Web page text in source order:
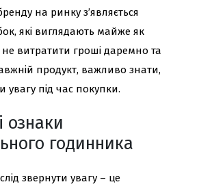
на ринку з’являється
які виглядають майже як
витратити гроші даремно та
продукт, важливо знати,
увагу під час покупки.
ознаки
годинника
звернути увагу – це